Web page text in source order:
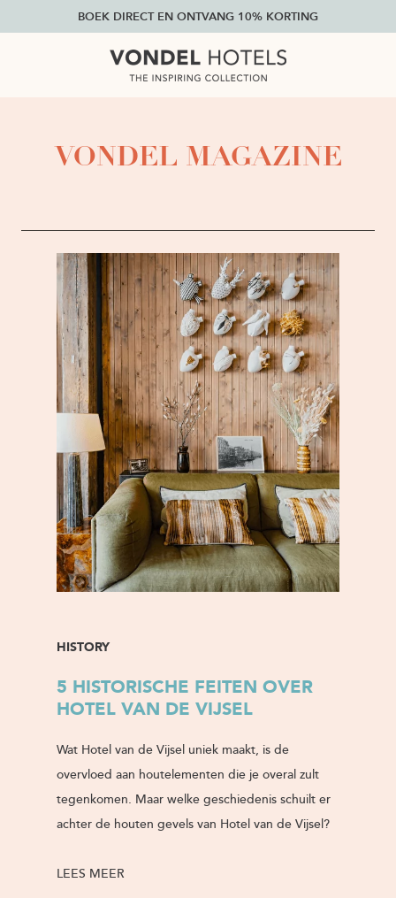
BOEK DIRECT EN ONTVANG 10% KORTING
VONDEL MAGAZINE
HISTORY
5 HISTORISCHE FEITEN OVER
HOTEL VAN DE VIJSEL
Wat Hotel van de Vijsel uniek maakt, is de
overvloed aan houtelementen die je overal zult
tegenkomen. Maar welke geschiedenis schuilt er
achter de houten gevels van Hotel van de Vijsel?
LEES MEER